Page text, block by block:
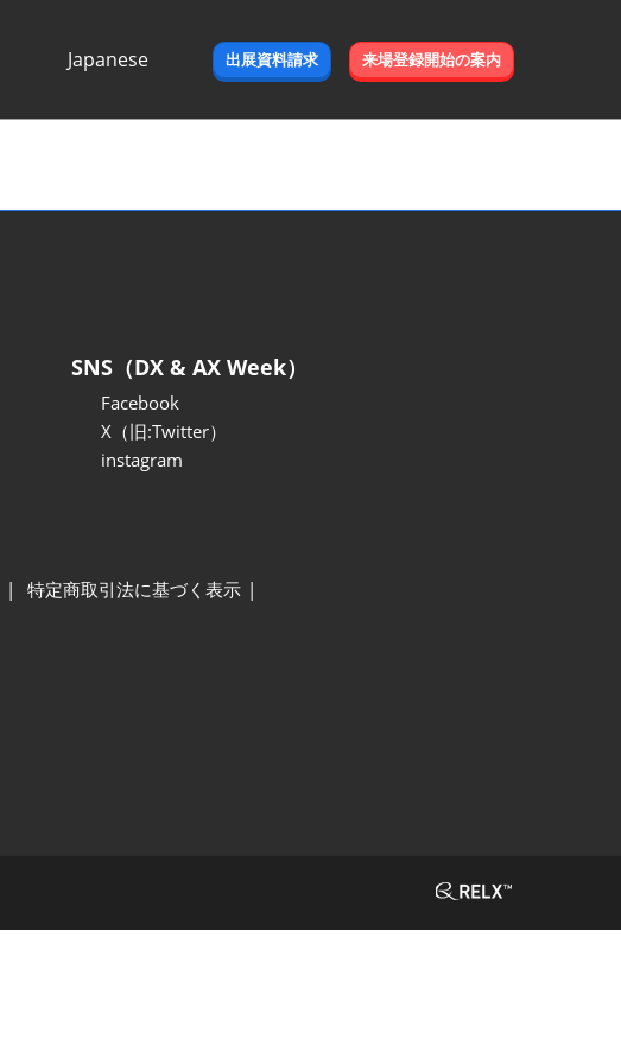
Japanese
出展資料請求 来場登録開始の案内
SNS（DX & AX Week）
Facebook
X（旧:Twitter）
instagram
特定商取引法に基づく表示